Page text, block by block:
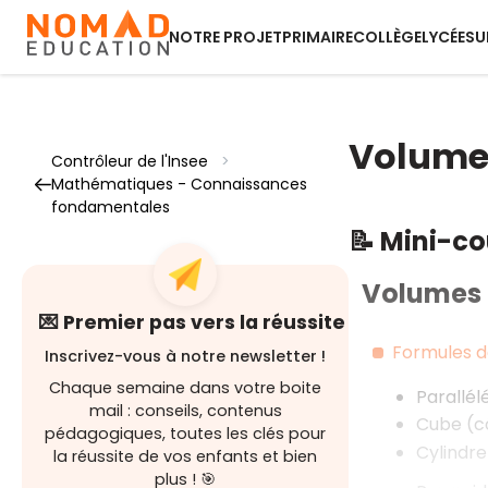
NOTRE PROJETPRIMAIRECOLLÈGELYCÉE
Contrôleur de l'Insee
>
Mathématiques - Connaissances
fondamentales
💌 Premier pas vers la réussite
Inscrivez-vous à notre newsletter !
Chaque semaine dans votre boite
mail : conseils, contenus
pédagogiques, toutes les clés pour
la réussite de vos enfants et bien
plus ! 🎯
📝 Mini-
Volumes
Formules
Cube